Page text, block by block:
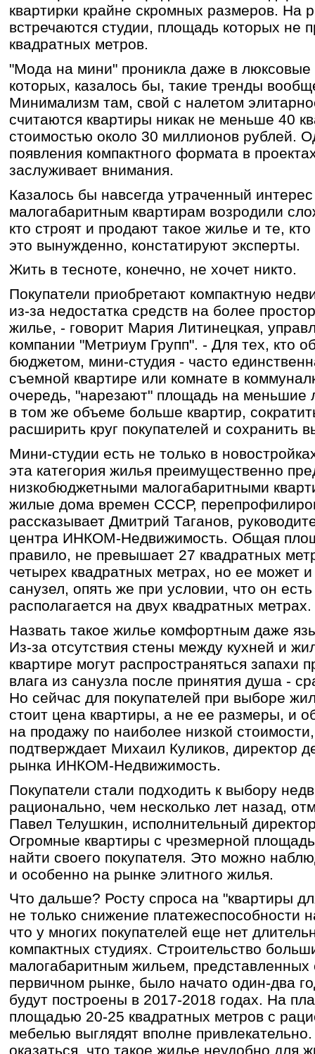
квартирки крайне скромных размеров. На
встречаются студии, площадь которых не
квадратных метров.
"Мода на мини" проникла даже в люксовые
которых, казалось бы, такие тренды
Минимализм там, свой с налетом
считаются квартиры никак не меньше 40
стоимостью около 30 миллионов рублей.
появления компактного формата в
заслуживает внимания.
Казалось бы навсегда утраченный
малогабаритным квартирам возродили
кто строят и продают такое жилье и те,
это вынужденно, констатируют эксперты.
Жить в тесноте, конечно, не хочет никто.
Покупатели приобретают компактную
из-за недостатка средств на более
жилье, - говорит Мария Литинецкая,
компании "Метриум Групп". - Для тех, кто
бюджетом, мини-студия - часто
съемной квартире или комнате в
очередь, "нарезают" площадь на меньшие
в том же объеме больше квартир,
расширить круг покупателей и сохранить
Мини-студии есть не только в
эта категория жилья преимущественно
низкобюджетными малогабаритными
жилые дома времен СССР,
рассказывает Дмитрий Таганов,
центра ИНКОМ-Недвижимость. Общая
правило, не превышает 27 квадратных
четырех квадратных метрах, но ее может
санузел, опять же при условии, что он
располагается на двух квадратных метрах.
Назвать такое жилье комфортным даже
Из-за отсутствия стены между кухней и
квартире могут распространяться запахи
влага из санузла после принятия душа -
Но сейчас для покупателей при выборе
стоит цена квартиры, а не ее размеры, и
на продажу по наиболее низкой
подтверждает Михаил Куликов, директор
рынка ИНКОМ-Недвижимость.
Покупатели стали подходить к выбору
рационально, чем несколько лет назад,
Павел Телушкин, исполнительный
Огромные квартиры с чрезмерной
найти своего покупателя. Это можно
и особенно на рынке элитного жилья.
Что дальше? Росту спроса на "квартиры
не только снижение платежеспособности
что у многих покупателей еще нет
компактных студиях. Строительство
малогабаритным жильем, представленных
первичном рынке, было начато один-два
будут построены в 2017-2018 годах. На
площадью 20-25 квадратных метров с
мебелью выглядят вполне
оказаться, что такое жилье неудобно для